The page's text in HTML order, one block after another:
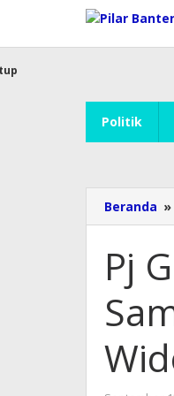
konten
Politik
Beranda »
Pj